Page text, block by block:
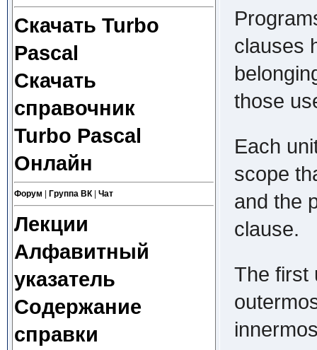
Скачать Turbo
Pascal
Скачать
справочник
Turbo Pascal
Онлайн
Форум Группа ВК| Чат
Лекции
Алфавитный
указатель
Содержание
справки
clauses
those
Each
scope
and the
clause.
The first